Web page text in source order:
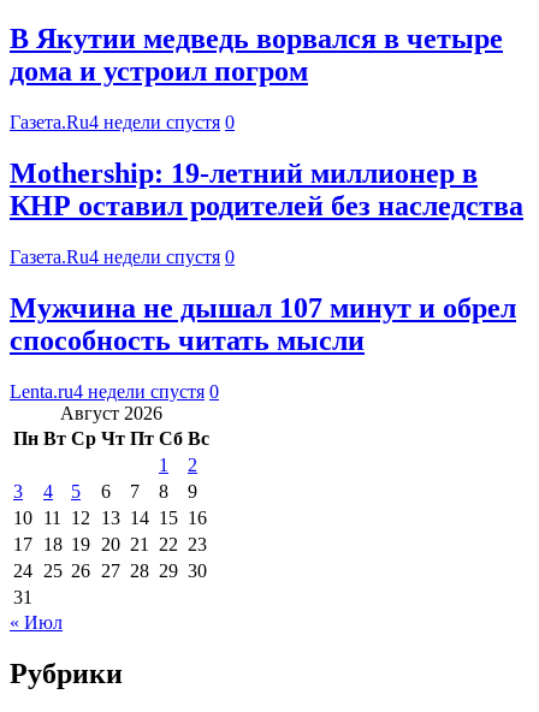
В Якутии медведь ворвался в четыре
дома и устроил погром
Газета.Ru4 недели спустя 0
Mothership: 19-летний миллионер в
КНР оставил родителей без наследства
Газета.Ru4 недели спустя 0
Мужчина не дышал 107 минут и обрел
способность читать мысли
Lenta.ru4 недели спустя 0
Август 2026
Пн Вт Ср Чт Пт Сб Вс
1
2
3
4 5 6 7 8
9
10 11 12 13 14 15 16
17 18 19 20 21 22 23
24 25 26 27 28 29 30
31
« Июл
Рубрики